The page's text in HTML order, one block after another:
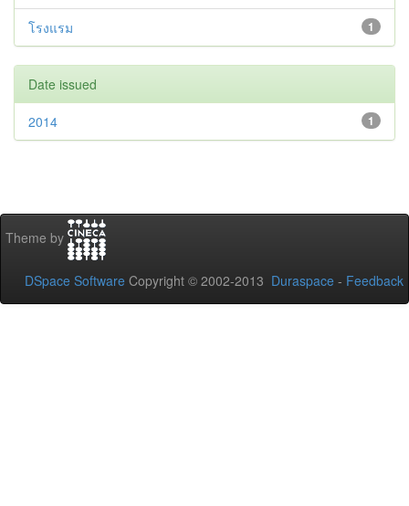
1
โรงแรม
Date issued
1
2014
Theme by
DSpace Software Copyright © 2002-2013 Duraspace - Feedback